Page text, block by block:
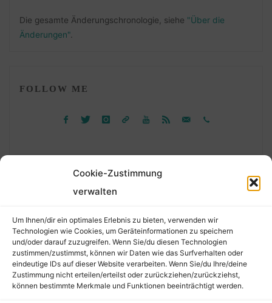
Cookie-Zustimmung
verwalten
Um Ihnen/dir ein optimales Erlebnis zu bieten, verwenden wir
Technologien wie Cookies, um Geräteinformationen zu speichern
und/oder darauf zuzugreifen. Wenn Sie/du diesen Technologien
zustimmen/zustimmst, können wir Daten wie das Surfverhalten oder
eindeutige IDs auf dieser Website verarbeiten. Wenn Sie/du Ihre/deine
Zustimmung nicht erteilen/erteilst oder zurückziehen/zurückziehst,
können bestimmte Merkmale und Funktionen beeinträchtigt werden.
Die gesamte Änderungschronologie, siehe "Über die
Änderungen".
FOLLOW ME
nach:
©2026 Der Transkribierer